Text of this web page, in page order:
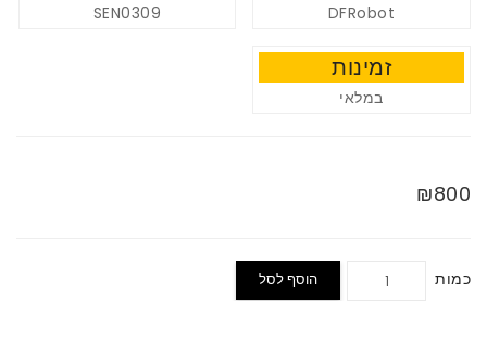
DFRobot
SEN0309
זמינות
במלאי
₪800
כמות הוסף לסל